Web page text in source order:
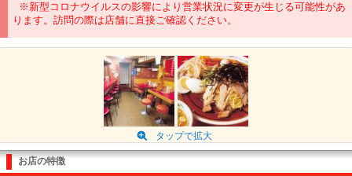
※新型コロナウイルスの影響により営業状況に変更が生じる可能性があ
ります。訪問の際は店舗に直接ご確認ください。
タップで拡大
お店の特徴